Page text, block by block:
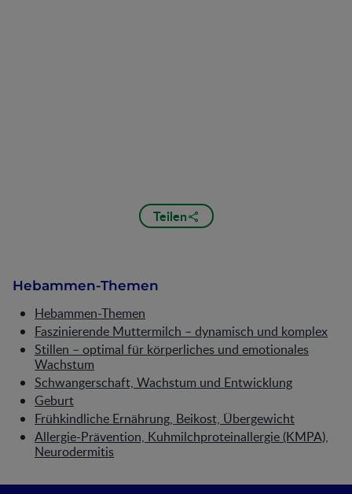
Teilen
Hebammen-Themen
Hebammen-Themen
Faszinierende Muttermilch – dynamisch und komplex
Stillen – optimal für körperliches und emotionales
Wachstum
Schwangerschaft, Wachstum und Entwicklung
Geburt
Frühkindliche Ernährung, Beikost, Übergewicht
Allergie-Prävention, Kuhmilchproteinallergie (KMPA),
Neurodermitis